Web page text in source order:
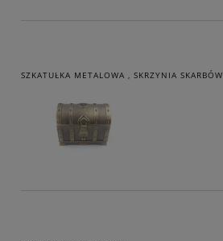
SZKATUŁKA METALOWA , SKRZYNIA SKARBÓW